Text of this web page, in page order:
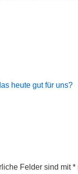
heute gut für uns?
Felder sind mit*